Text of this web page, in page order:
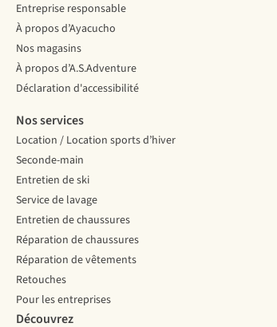
Entreprise responsable
À propos d’Ayacucho
Nos magasins
À propos d’A.S.Adventure
Déclaration d'accessibilité
Nos services
Location / Location sports d’hiver
Seconde-main
Entretien de ski
Service de lavage
Entretien de chaussures
Réparation de chaussures
Réparation de vêtements
Retouches
Pour les entreprises
Découvrez